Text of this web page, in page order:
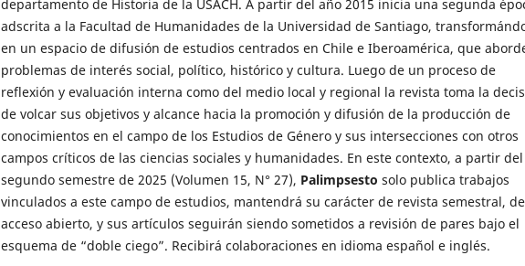
departamento de Historia de la USACH. A partir del año 2015 inicia una segunda
adscrita a la Facultad de Humanidades de la Universidad de Santiago,
en un espacio de difusión de estudios centrados en Chile e Iberoamérica, que
problemas de interés social, político, histórico y cultura. Luego de un proceso de
reflexión y evaluación interna como del medio local y regional la revista toma la
de volcar sus objetivos y alcance hacia la promoción y difusión de la producción de
conocimientos en el campo de los Estudios de Género y sus intersecciones con otros
campos críticos de las ciencias sociales y humanidades. En este contexto, a partir del
segundo semestre de 2025 (Volumen 15, N° 27), Palimpsesto solo publica trabajos
vinculados a este campo de estudios, mantendrá su carácter de revista semestral, de
acceso abierto, y sus artículos seguirán siendo sometidos a revisión de pares bajo el
esquema de “doble ciego”. Recibirá colaboraciones en idioma español e inglés.